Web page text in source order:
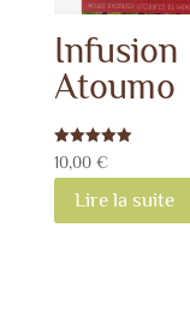
Infusion
Atoumo
Note
5.00
sur 5
10,00 €
Lire la suite